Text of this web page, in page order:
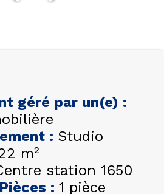
VOUS !
ÉTÉ
FR EN
92 44 19 17
géré par un(e) :
: Studio
m²
station 1650
: 1 pièce